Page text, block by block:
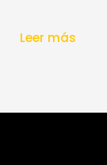
Leer más